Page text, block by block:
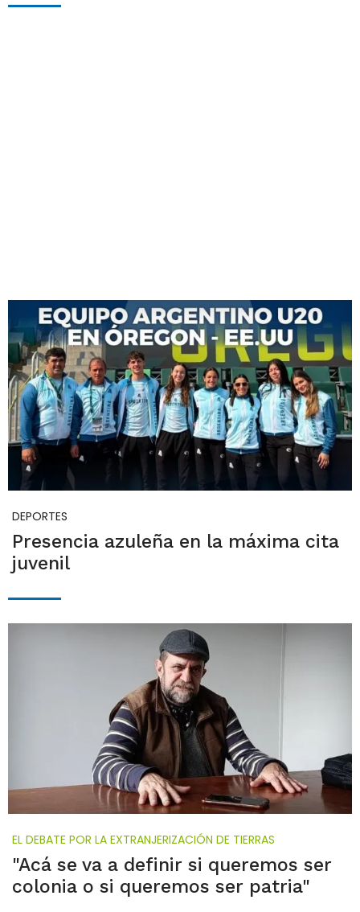
DEPORTES
Presencia azuleña en la máxima cita
juvenil
EL DEBATE POR LA EXTRANJERIZACIÓN DE TIERRAS
"Acá se va a definir si queremos ser
colonia o si queremos ser patria"